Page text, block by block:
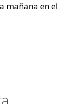
mañana en el